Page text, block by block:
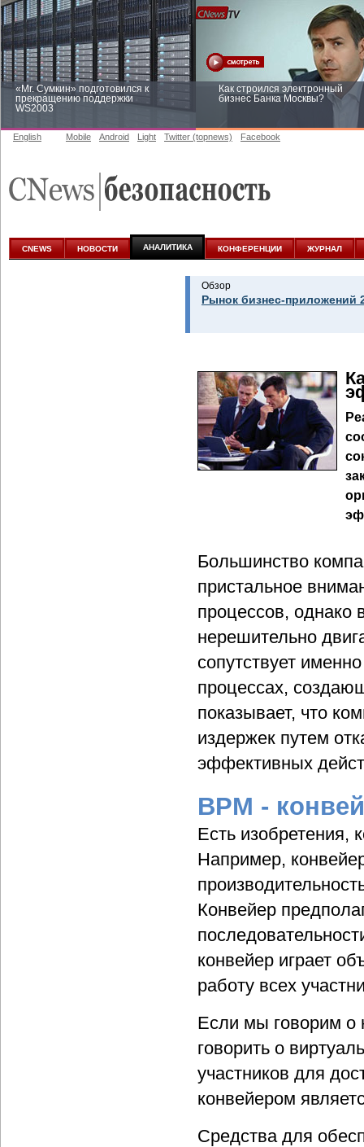
«Mr. Сумкин» подготовился к
прекращению поддержки
WS2003
Как строился электронный
бизнес Банка Москвы?
аналитике
English Mobile Android Light Twitter (topnews) Facebook
CNEWS НОВОСТИ АНАЛИТИКА КОНФЕРЕНЦИИ ЖУРНАЛ
Обзор
Рынок бизнес-приложений
Большинство
пристальное
процессов, однако
нерешительно
сопутствует
процессах,
показывает, что
издержек путем
эффективных
BPM -
Есть изобретения,
Например,
Конвейер
конвейер играет
работу всех
Если мы говорим о
говорить о
участников для
конвейером
Средства для